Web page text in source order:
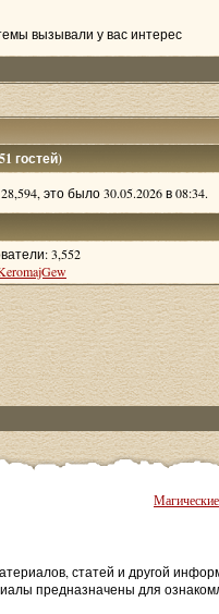
вызывали у вас интерес
гостей)
это было 30.05.2026 в 08:34.
3,552
статей и другой
предназначены для